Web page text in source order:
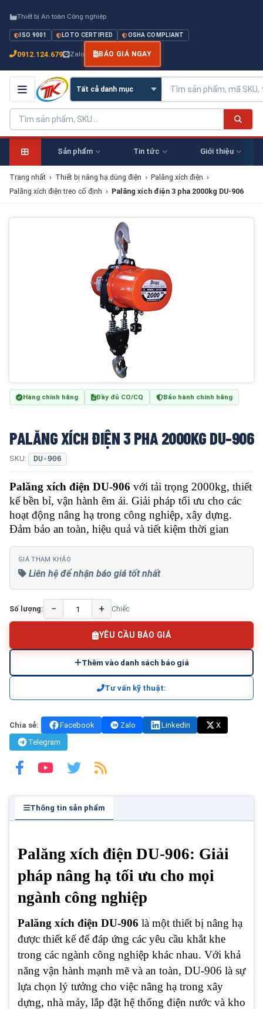
Thiết bị An toàn Công nghiệp
ISO 9001 LOTO CERTIFIED OSHA COMPLIANT
0912.124.679 Zalo BÁO GIÁ NGAY
Sản phẩm Tin tức Giới thiệu
Trang nhất › Thiết bị nâng hạ dùng điện › Palăng xích điện ›
Palăng xích điện treo cố định › Palăng xích điện 3 pha 2000kg DU-906
Hàng chính hãng Đầy đủ CO/CQ Bảo hành chính hãng
PALĂNG XÍCH ĐIỆN 3 PHA 2000KG DU-906
SKU: DU-906
Palăng xích điện DU-906 với tải trọng 2000kg, thiết
kế bền bỉ, vận hành êm ái. Giải pháp tối ưu cho các
hoạt động nâng hạ trong công nghiệp, xây dựng.
Đảm bảo an toàn, hiệu quả và tiết kiệm thời gian
GIÁ THAM KHẢO
Liên hệ để nhận báo giá tốt nhất
Số lượng: − + Chiếc
YÊU CẦU BÁO GIÁ
Thêm vào danh sách báo giá
Tư vấn kỹ thuật:
Chia sẻ: Facebook Zalo LinkedIn
X
Telegram
Thông tin sản phẩm
Palăng xích điện DU-906: Giải
pháp nâng hạ tối ưu cho mọi
ngành công nghiệp
Palăng xích điện DU-906 là một thiết bị nâng hạ
được thiết kế để đáp ứng các yêu cầu khắt khe
trong các ngành công nghiệp khác nhau. Với khả
năng vận hành mạnh mẽ và an toàn, DU-906 là sự
lựa chọn lý tưởng cho việc nâng hạ trong xây
dựng, nhà máy, lắp đặt hệ thống điện nước và kho